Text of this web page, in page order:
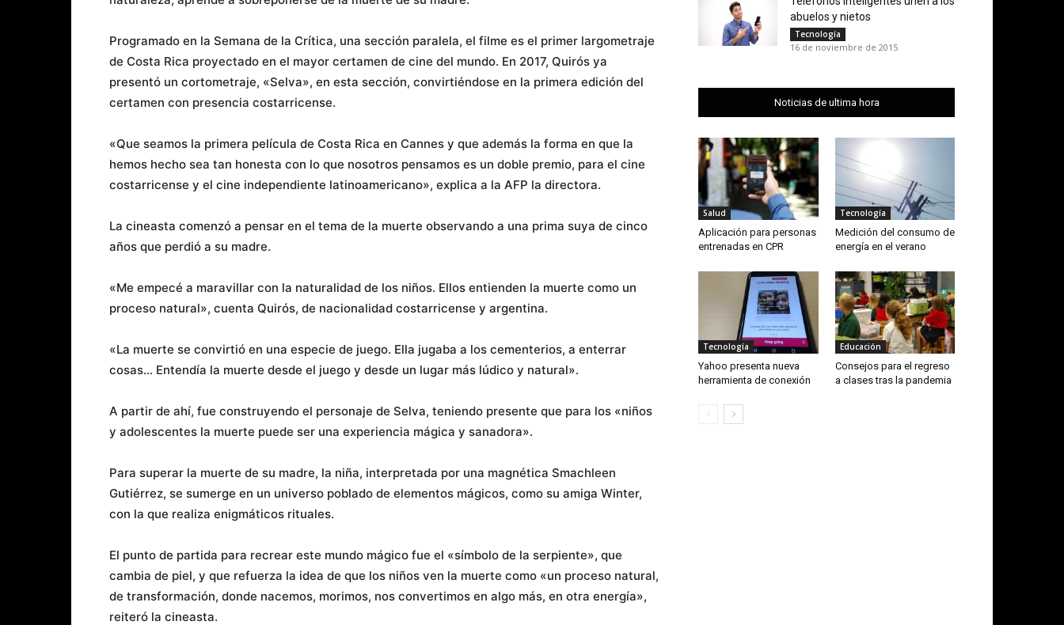
Programado en la Semana de la Crítica, una sección paralela, el filme es el primer largometraje
de Costa Rica proyectado en el mayor certamen de cine del mundo. En 2017, Quirós ya
presentó un cortometraje, «Selva», en esta sección, convirtiéndose en la primera edición del
certamen con presencia costarricense.
«Que seamos la primera película de Costa Rica en Cannes y que además la forma en que la
hemos hecho sea tan honesta con lo que nosotros pensamos es un doble premio, para el cine
costarricense y el cine independiente latinoamericano», explica a la AFP la directora.
La cineasta comenzó a pensar en el tema de la muerte observando a una prima suya de cinco
años que perdió a su madre.
«Me empecé a maravillar con la naturalidad de los niños. Ellos entienden la muerte como un
proceso natural», cuenta Quirós, de nacionalidad costarricense y argentina.
«La muerte se convirtió en una especie de juego. Ella jugaba a los cementerios, a enterrar
cosas… Entendía la muerte desde el juego y desde un lugar más lúdico y natural».
A partir de ahí, fue construyendo el personaje de Selva, teniendo presente que para los «niños
y adolescentes la muerte puede ser una experiencia mágica y sanadora».
Para superar la muerte de su madre, la niña, interpretada por una magnética Smachleen
Gutiérrez, se sumerge en un universo poblado de elementos mágicos, como su amiga Winter,
con la que realiza enigmáticos rituales.
El punto de partida para recrear este mundo mágico fue el «símbolo de la serpiente», que
cambia de piel, y que refuerza la idea de que los niños ven la muerte como «un proceso natural,
de transformación, donde nacemos, morimos, nos convertimos en algo más, en otra energía»,
reiteró la cineasta.
abuelos y nietos
Tecnología
16 de noviembre de 2015
Noticias de ultima hora
Salud
Aplicación para personas
entrenadas en CPR
Tecnología
Medición del consumo de
energía en el verano
Tecnología
Yahoo presenta nueva
herramienta de conexión
Educación
Consejos para el regreso
a clases tras la pandemia